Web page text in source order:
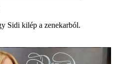
Sidi kilép a zenekarból.